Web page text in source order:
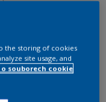
odstínu
the storing of cookies
site usage, and
souborech cookie